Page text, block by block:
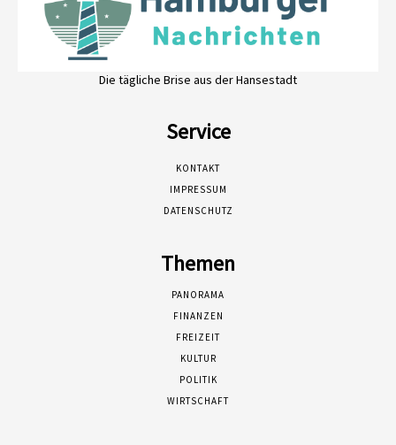
Die tägliche Brise aus der Hansestadt
Service
KONTAKT
IMPRESSUM
DATENSCHUTZ
Themen
PANORAMA
FINANZEN
FREIZEIT
KULTUR
POLITIK
WIRTSCHAFT